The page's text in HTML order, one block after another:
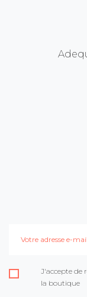
J'accepte de
la boutique